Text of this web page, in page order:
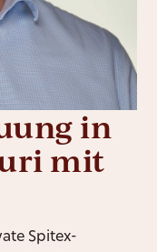
in
mit
Spitex-